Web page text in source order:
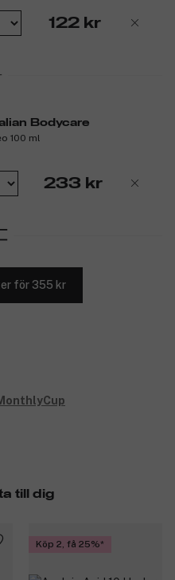
122 kr
Bodycare
100 ml
233 kr
för 355 kr
till dig
Köp 2, få 25%